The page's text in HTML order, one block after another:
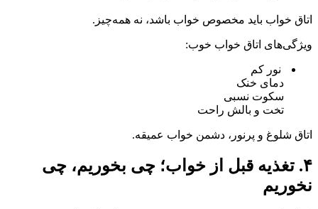
اتاق خواب باید مخصوص خواب باشد، نه همه‌چیز.
ویژگی‌های اتاق خواب خوب:
نور کم
دمای خنک
سکوت نسبی
تخت و بالش راحت
اتاق شلوغ و پرنور، دشمن خواب عمیقه.
۴. تغذیه قبل از خواب؛ چی بخوریم، چی
نخوریم